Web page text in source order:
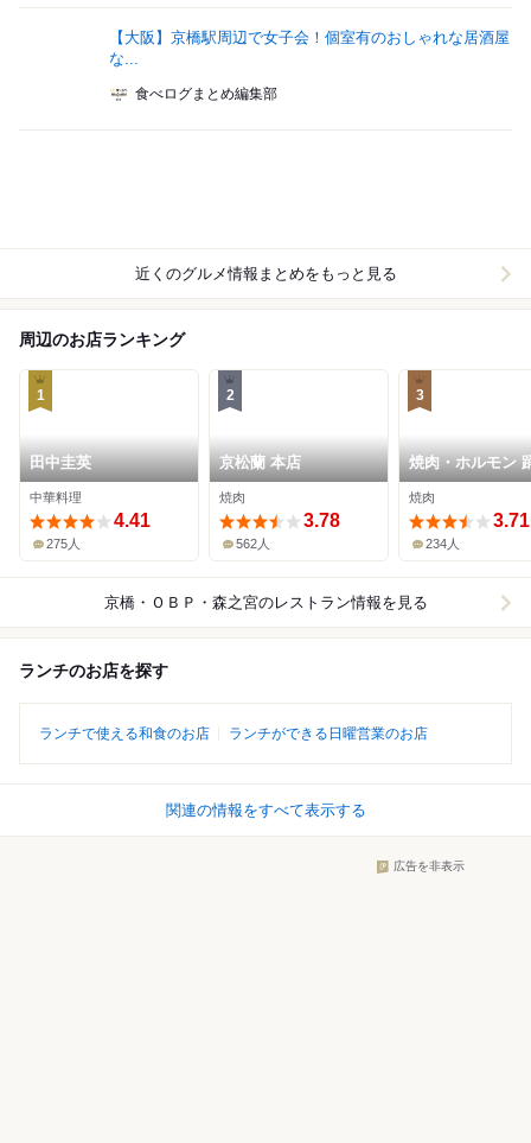
【大阪】京橋駅周辺で女子会！個室有のおしゃれな居酒屋
な...
食べログまとめ編集部
近くのグルメ情報まとめをもっと見る
周辺のお店ランキング
1
田中圭英
中華料理
4.41
275人
2
京松蘭 本店
焼肉
3.78
562人
3
焼肉・ホルモン
焼肉
3.71
234人
京橋・ＯＢＰ・森之宮のレストラン情報を見る
ランチのお店を探す
ランチで使える和食のお店 ランチができる日曜営業のお店
関連の情報をすべて表示する
広告を非表示